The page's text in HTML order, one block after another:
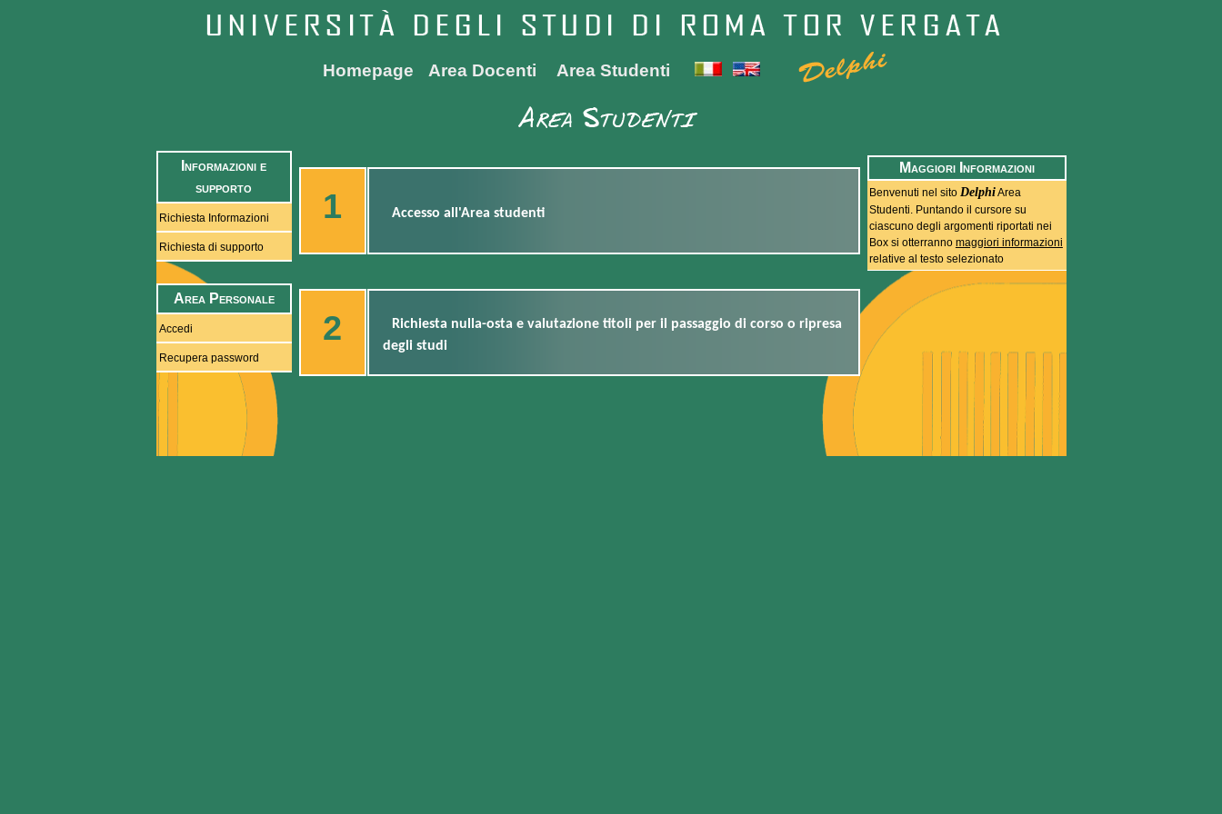
Homepage Area Docenti Area Studenti
Informazioni e
supporto
Richiesta Informazioni
Richiesta di supporto
Area Personale
Accedi
Recupera password
1 Accesso all'Area studenti
2
Richiesta nulla-osta e valutazione titoli per il passaggio di corso o ripresa
degli studi
Maggiori Informazioni
Benvenuti nel sito DelphiArea
Studenti. Puntando il cursore su
ciascuno degli argomenti riportati nei
Box si otterranno maggiori informazioni
relative al testo selezionato